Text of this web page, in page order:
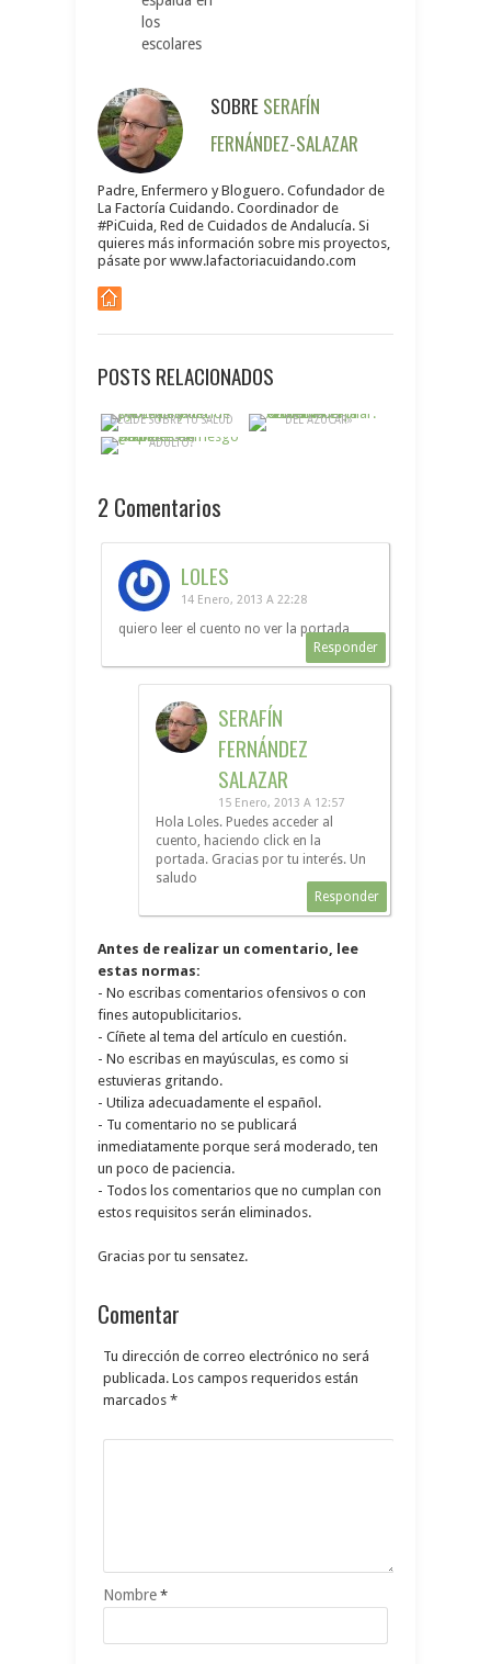
los
escolares
SOBRE SERAFÍN
FERNÁNDEZ-SALAZAR
Padre, Enfermero y Bloguero. Cofundador de
La Factoría Cuidando. Coordinador de
#PiCuida, Red de Cuidados de Andalucía. Si
quieres más información sobre mis proyectos,
pásate por www.lafactoriacuidando.com
POSTS RELACIONADOS
DECIDE SOBRE TU SALUD
DEL AZÚCAR»
¿CONOCES TU RIESGO DE
PADECER DIABETES DEL
ADULTO?
2Comentarios
LOLES
14 Enero, 2013 A 22:28
quiero leer el cuento no ver la portada
Responder
SERAFÍN
FERNÁNDEZ
SALAZAR
15 Enero, 2013 A 12:57
Hola Loles. Puedes acceder al
cuento, haciendo click en la
portada. Gracias por tu interés. Un
saludo
Responder
Antes de realizar un comentario, lee
estas normas:
- No escribas comentarios ofensivos o con
fines autopublicitarios.
- Cíñete al tema del artículo en cuestión.
- No escribas en mayúsculas, es como si
estuvieras gritando.
- Utiliza adecuadamente el español.
- Tu comentario no se publicará
inmediatamente porque será moderado, ten
un poco de paciencia.
- Todos los comentarios que no cumplan con
estos requisitos serán eliminados.
Gracias por tu sensatez.
Comentar
Tu dirección de correo electrónico no será
publicada. Los campos requeridos están
marcados *
Nombre *